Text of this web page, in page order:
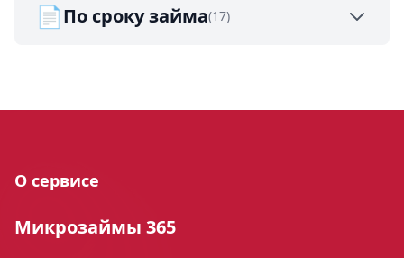
📄По сроку займа(17)
О сервисе
Микрозаймы 365